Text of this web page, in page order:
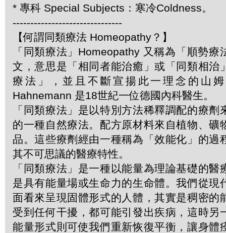
* 專科 Special Subjects：寒冷Coldness。
-------------------------------
【何謂同類療法 Homeopathy？】
「同類療法」Homeopathy 又稱為「順勢療
文，意思是「相同者能治癒」或「同類相治
療法」，並且不斷宣揚此一理念的山
Hahnemann 是18世紀一位德國內科醫生。
「同類療法」是以特別方法稀釋調配的療劑
的一種自然療法。配方原材料來自植物、礦
品。這些療劑經由一種稱為「效能化」的過
其不可思議的醫療特性。
「同類療法」是一種以能量為理論基礎的醫
是具有能量場或生命力的生命體。我們從現
面看來呈現固體形式的人體，其實是稠密的
受到任何干擾，都可能引發出疾病，這時另
能量形式則可使我們重新恢復平衡，讓身體